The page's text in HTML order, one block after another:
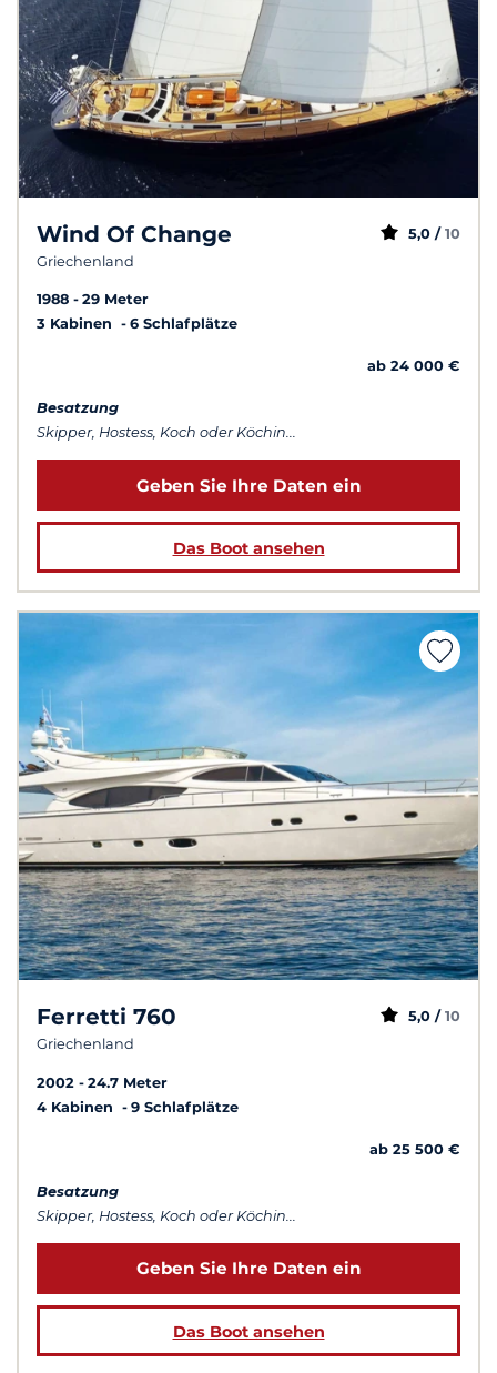
Wind Of Change
Griechenland
5,0 / 10
1988
29 Meter
3 Kabinen
6 Schlafplätze
ab 24 000 €
Besatzung
Skipper, Hostess, Koch oder Köchin...
Geben Sie Ihre Daten ein
Das Boot ansehen
Ferretti 760
Griechenland
5,0 / 10
2002
24.7 Meter
4 Kabinen
9 Schlafplätze
ab 25 500 €
Besatzung
Skipper, Hostess, Koch oder Köchin...
Geben Sie Ihre Daten ein
Das Boot ansehen